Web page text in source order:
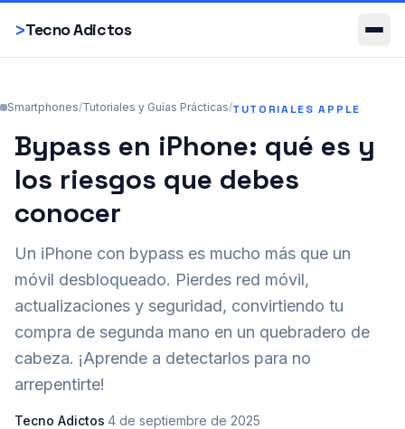
>Tecno Adictos
Smartphones
Smartphones/Tutoriales y Guías Prácticas/TUTORIALES APPLE
Bypass en iPhone: qué es y
los riesgos que debes
conocer
Un iPhone con bypass es mucho más que un
móvil desbloqueado. Pierdes red móvil,
actualizaciones y seguridad, convirtiendo tu
compra de segunda mano en un quebradero de
cabeza. ¡Aprende a detectarlos para no
arrepentirte!
Tecno Adictos·4 de septiembre de 2025·